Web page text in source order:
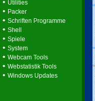
• Utilities
• Packer
• Schriften Programme
• Shell
• Spiele
• System
• Webcam Tools
• Webstatistik Tools
• Windows Updates